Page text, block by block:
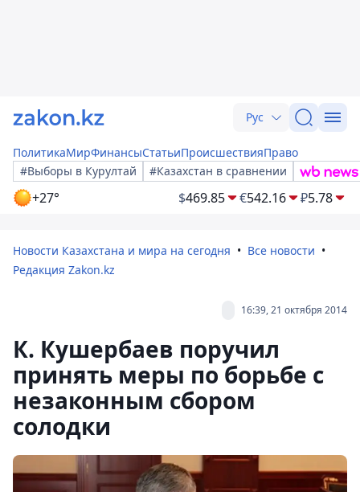
Рус
ПолитикаМирФинансыСтатьиПроисшествияПраво
#Выборы в Курултай
#Казахстан в сравнении
+27° $469.85 €542.16 ₽5.78
Новости Казахстана и мира на сегодня
Все новости
Редакция Zakon.kz
16:39, 21 октября 2014
К. Кушербаев поручил
принять меры по борьбе с
незаконным сбором
солодки